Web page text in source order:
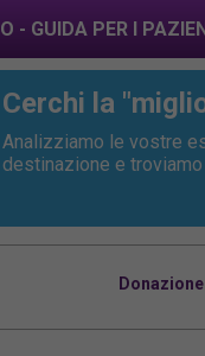
- GUIDA PER I
Cerchi la
Analizziamo le vostre
destinazione e